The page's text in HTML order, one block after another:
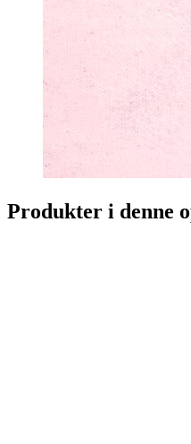
Produkter i denne